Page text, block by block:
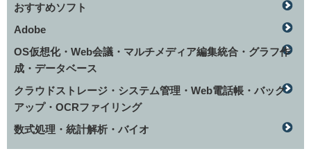
おすすめソフト
Adobe
OS仮想化・Web会議・マルチメディア編集統合・グラフ作
成・データベース
クラウドストレージ・システム管理・Web電話帳・バック
アップ・OCRファイリング
数式処理・統計解析・バイオ